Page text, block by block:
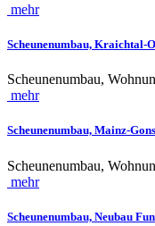
mehr
Scheunenumbau, Kraichtal-
Scheunenumbau,
mehr
Scheunenumbau, Mainz-
Scheunenumbau,
mehr
Scheunenumbau, Neubau